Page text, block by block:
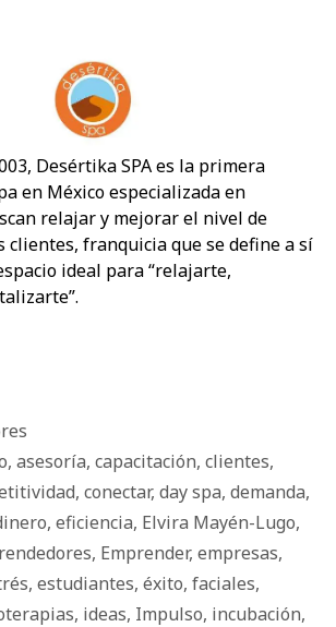
Desértika SPA es la primera
en México especializada en
relajar y mejorar el nivel de
clientes, franquicia que se define a sí
ideal para “relajarte,
, asesoría, capacitación, clientes,
, conectar, day spa, demanda,
, eficiencia, Elvira Mayén-Lugo,
, Emprender, empresas,
, estudiantes, éxito, faciales,
, ideas, Impulso, incubación,